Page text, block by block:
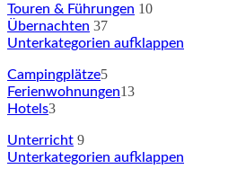
Touren & Führungen 10
Übernachten 37
Unterkategorien aufklappen
Campingplätze5
Ferienwohnungen13
Hotels3
Unterricht 9
Unterkategorien aufklappen